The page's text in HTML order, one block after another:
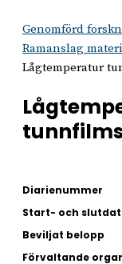
Genomförd
Ramanslag
Lågtemperatur
Diarienummer
Start- och
Beviljat belopp
Förvaltande